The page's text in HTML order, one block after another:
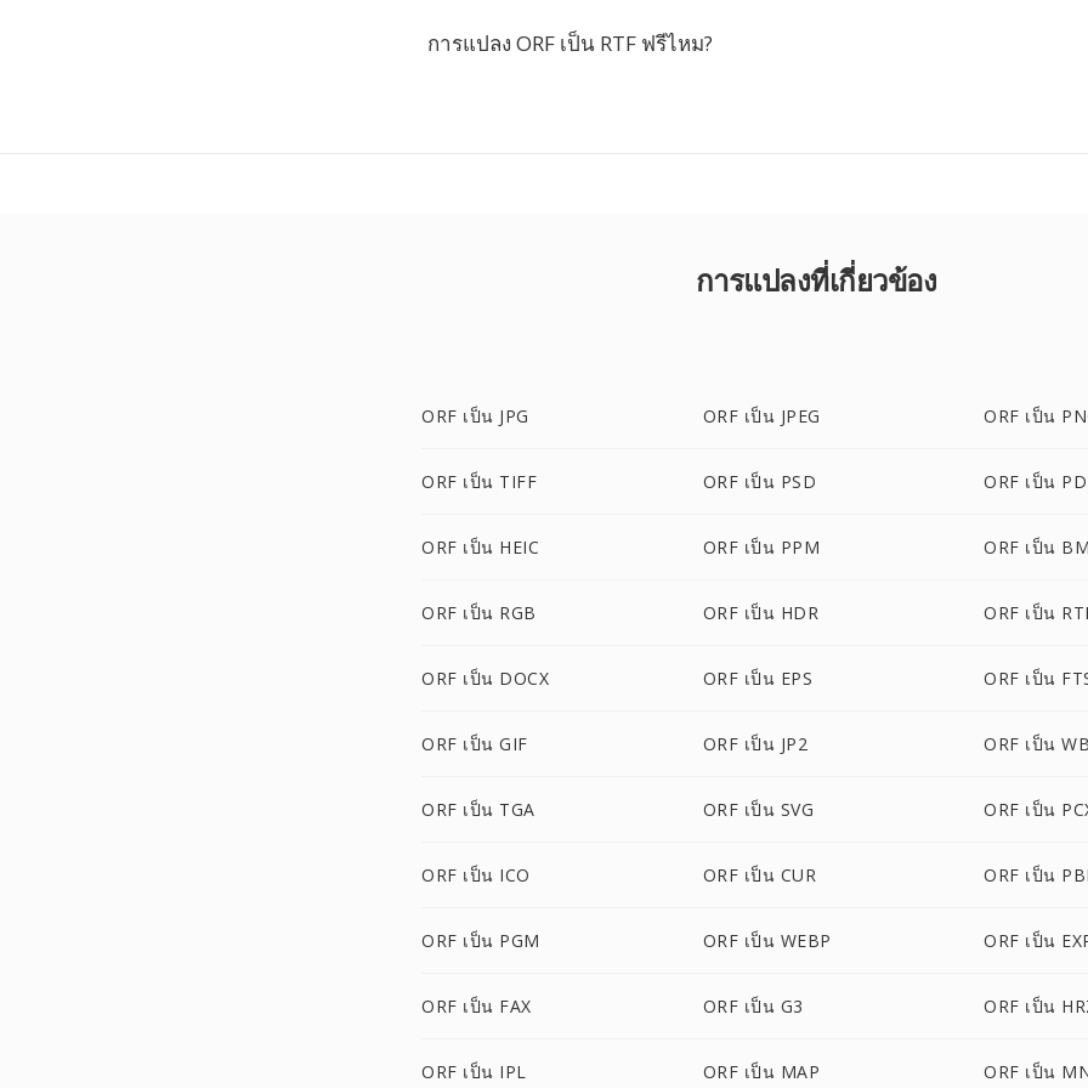
การแปลง ORF เป็น RTF ฟรีไหม?
การแปลงที่เกี่ยวข้อง
ORF เป็น JPG ORF เป็น JPEG ORF เป็น
ORF เป็น TIFF ORF เป็น PSD ORF เป็น
ORF เป็น HEIC ORF เป็น PPM ORF เป็น
ORF เป็น RGB ORF เป็น HDR ORF เป็น
ORF เป็น DOCX ORF เป็น EPS ORF เป็น
ORF เป็น GIF ORF เป็น JP2 ORF เป็น
ORF เป็น TGA ORF เป็น SVG ORF เป็น
ORF เป็น ICO ORF เป็น CUR ORF เป็น
ORF เป็น PGM ORF เป็น WEBP ORF เป็น
ORF เป็น FAX ORF เป็น G3 ORF เป็น
ORF เป็น IPL ORF เป็น MAP ORF เป็น